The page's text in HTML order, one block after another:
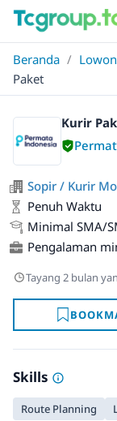
Beranda /
Paket
Kurir
Sopir / Kurir
Penuh Waktu
Minimal SMA/
Pengalaman
Tayang 2 bulan
Skills
Route Planning